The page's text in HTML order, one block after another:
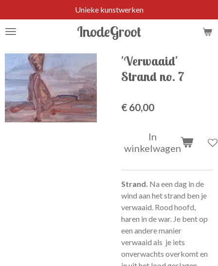
direct
naar
hoofdinhoud
InodeGroot
Unieke kunstwerken
'Verwaaid'
Strand no. 7
€ 60,00
In
winkelwagen
Strand. Na een dag in de
wind aan het strand ben je
verwaaid. Rood hoofd,
haren in de war. Je bent op
een andere manier
verwaaid als je iets
onverwachts overkomt en